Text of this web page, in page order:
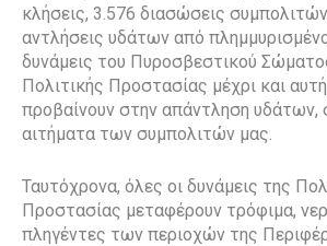
κλήσεις, 3.576 διασώσεις
αντλήσεις υδάτων από
δυνάμεις του Πυροσβεστικού
Πολιτικής Προστασίας μέχρι και
προβαίνουν στην απάντληση
αιτήματα των συμπολιτών μας.
Ταυτόχρονα, όλες οι δυνάμεις της
Προστασίας μεταφέρουν τρόφιμα,
πληγέντες των περιοχών της